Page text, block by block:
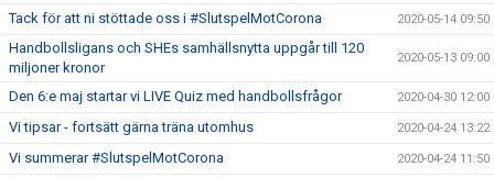
Tack för att ni stöttade oss i #SlutspelMotCorona 2020-05-14 09:50
Handbollsligans och SHEs samhällsnytta uppgår till 120
miljoner kronor
2020-05-13 09:00
Den 6:e maj startar vi LIVE Quiz med handbollsfrågor 2020-04-30 12:00
Vi tipsar - fortsätt gärna träna utomhus 2020-04-24 13:22
Vi summerar #SlutspelMotCorona 2020-04-24 11:50